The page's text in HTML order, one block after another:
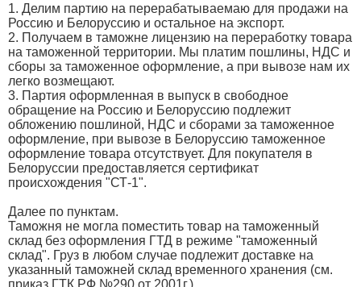
1. Делим партию на перерабатываемаю для продажи на
Россию и Белоруссию и остальное на экспорт.
2. Получаем в таможне лицензию на переработку товара
на таможенной территории. Мы платим пошлины, НДС и
сборы за таможенное оформление, а при вывозе нам их
легко возмещают.
3. Партия оформленная в выпуск в свободное
обращение на Россию и Белоруссию подлежит
обложению пошлиной, НДС и сборами за таможенное
оформление, при вывозе в Белоруссию таможенное
оформление товара отсутствует. Для покупателя в
Белоруссии предоставляется сертификат
происхождения "СТ-1".
Далее по пунктам.
Таможня не могла поместить товар на таможенный
склад без оформления ГТД в режиме "таможенный
склад". Груз в любом случае подлежит доставке на
указанный таможней склад временного хранения (см.
приказ ГТК РФ №290 от 2001г.)